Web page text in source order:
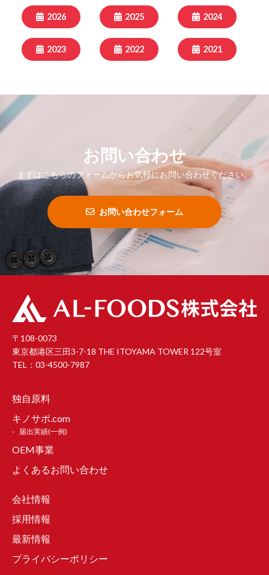
2026 2025 2024
2023 2022 2021
お問い合わせ
まずはこちらのフォームからお気軽にお問い合わせください。
お問い合わせフォーム
〒108-0073
東京都港区三田3-7-18 THE ITOYAMA TOWER 122号室
TEL：03-4500-7987
独自原料
キノサポ.com
届出実績(一例)
OEM事業
よくあるお問い合わせ
会社情報
採用情報
最新情報
プライバシーポリシー